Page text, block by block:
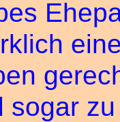
sogar